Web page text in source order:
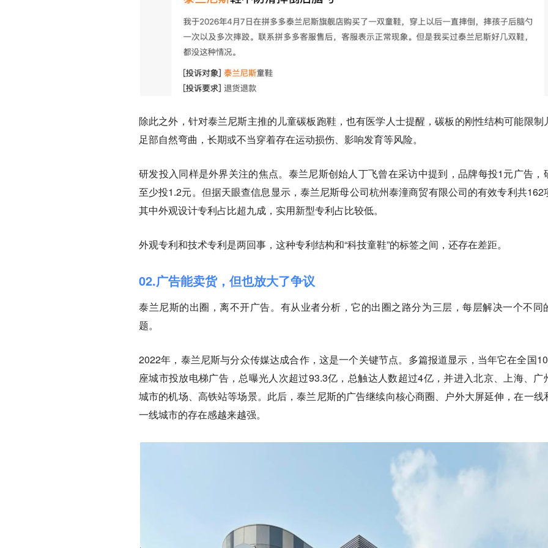
除此之外，针对泰兰尼斯主推的儿童碳板跑鞋，也有医学人士提醒，碳板的刚性结构可能限制
足部自然弯曲，长期或不当穿着存在运动损伤、影响发育等风险。
研发投入同样是外界关注的焦点。泰兰尼斯创始人丁飞曾在采访中提到，品牌每投1元广告，
至少投1.2元。但据天眼查信息显示，泰兰尼斯母公司杭州泰潼商贸有限公司的有效专利共162
其中外观设计专利占比超九成，实用新型专利占比较低。
外观专利和技术专利是两回事，这种专利结构和“科技童鞋”的标签之间，还存在差距。
02.广告能卖货，但也放大了争议
泰兰尼斯的出圈，离不开广告。有从业者分析，它的出圈之路分为三层，每层解决一个不同
题。
2022年，泰兰尼斯与分众传媒达成合作，这是一个关键节点。多篇报道显示，当年它在全国
座城市投放电梯广告，总曝光人次超过93.3亿，总触达人数超过4亿，并进入北京、上海、广
城市的机场、高铁站等场景。此后，泰兰尼斯的广告继续向核心商圈、户外大屏延伸，在一线
一线城市的存在感越来越强。